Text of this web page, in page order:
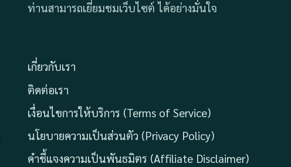
ท่านสามารถเยี่ยมชมเว็บไซต์ ได้อย่างมั่นใจ
เกี่ยวกับเรา
ติดต่อเรา
เงื่อนไขการให้บริการ (Terms of Service)
นโยบายความเป็นส่วนตัว (Privacy Policy)
คำชี้แจงความเป็นพันธมิตร (Affiliate Disclaimer)